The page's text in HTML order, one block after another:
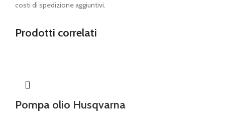
costi di spedizione aggiuntivi.
Prodotti correlati
Pompa olio Husqvarna